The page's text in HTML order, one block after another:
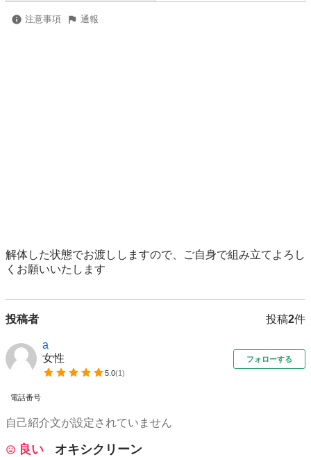
注意事項 通報
解体した状態でお渡ししますので、ご自身で組み立てよろし
くお願いいたします
投稿者 投稿2件
a
女性
5.0(1)
フォローする
電話番号
自己紹介文が設定されていません
良い オキシクリーン